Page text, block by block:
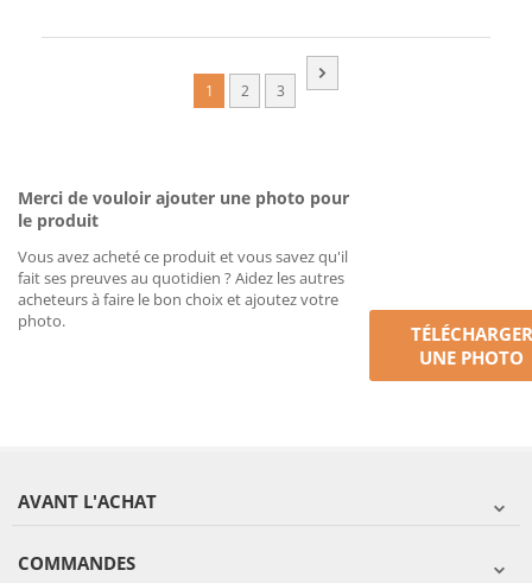
1 2 3
Merci de vouloir ajouter une photo pour
le produit
Vous avez acheté ce produit et vous savez qu'il
fait ses preuves au quotidien ? Aidez les autres
acheteurs à faire le bon choix et ajoutez votre
photo.
TÉLÉCHARGER
UNE PHOTO
AVANT L'ACHAT
COMMANDES